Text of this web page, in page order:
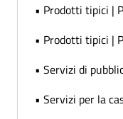
• Prodotti tipici |
• Prodotti tipici |
• Servizi di
• Servizi per la